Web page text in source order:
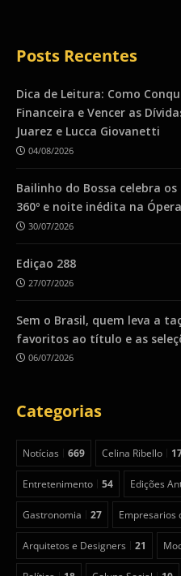
Posts Recentes
Dica de Leitura: Como
Financeira e Vencer as
Juarez e Lucca Giovanetti
04/08/2026
Bailinho do Bossa celebra
360º e noite inédita na
30/07/2026
Ediçao 288
27/07/2026
Sem o Brasil, quem leva a
favoritos ao título e as
06/07/2026
Categorias
Notícias 669 Celina Ribello
Entretenimento 54 Edições
Gastronomia 27 Empresarios
Arquitetos e Designers 21